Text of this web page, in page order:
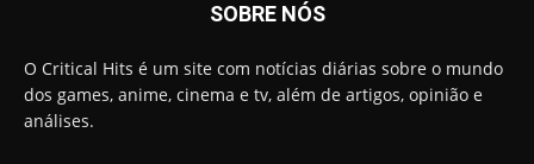
SOBRE NÓS
O Critical Hits é um site com notícias diárias sobre o mundo
dos games, anime, cinema e tv, além de artigos, opinião e
análises.